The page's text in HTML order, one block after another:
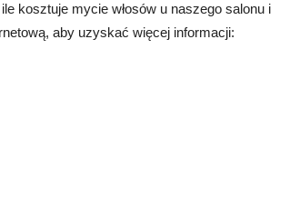
kosztuje mycie włosów u naszego salonu i
aby uzyskać więcej informacji: